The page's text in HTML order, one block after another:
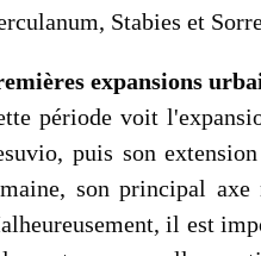
Stabies et
expansions
période voit
puis son
son principal
il est